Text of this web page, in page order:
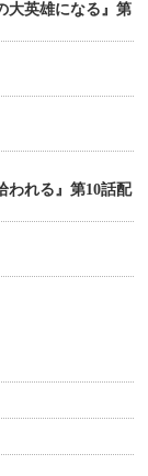
大英雄になる』第
われる』第10話配